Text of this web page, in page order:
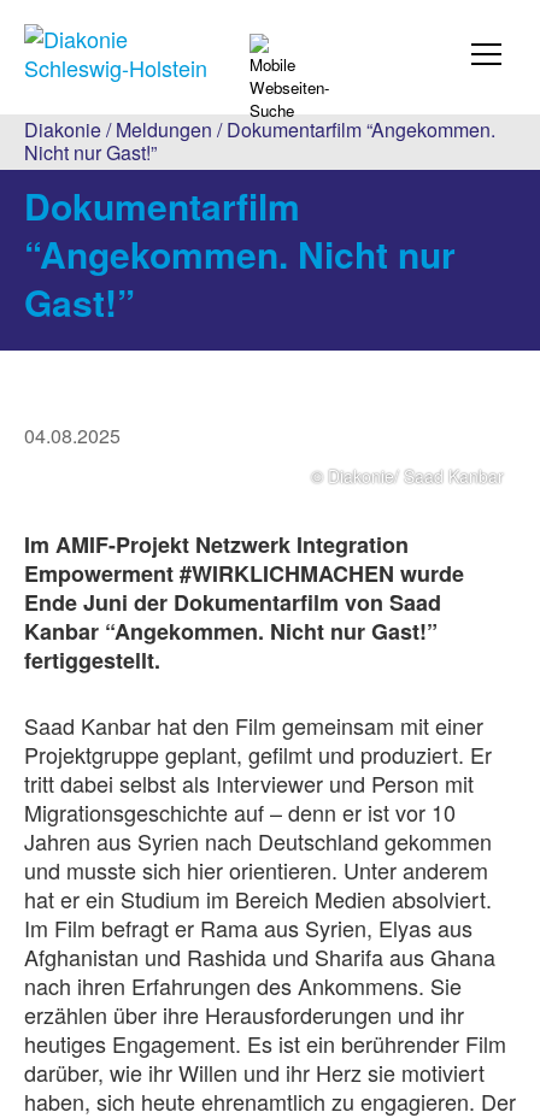
Diakonie/Meldungen / Dokumentarfilm “Angekommen.
Nicht nur Gast!”
Dokumentarfilm
“Angekommen. Nicht nur
Gast!”
04.08.2025
© Diakonie/ Saad Kanbar
Im AMIF-Projekt Netzwerk Integration
Empowerment #WIRKLICHMACHEN wurde
Ende Juni der Dokumentarfilm von Saad
Kanbar “Angekommen. Nicht nur Gast!”
fertiggestellt.
Saad Kanbar hat den Film gemeinsam mit einer
Projektgruppe geplant, gefilmt und produziert. Er
tritt dabei selbst als Interviewer und Person mit
Migrationsgeschichte auf – denn er ist vor 10
Jahren aus Syrien nach Deutschland gekommen
und musste sich hier orientieren. Unter anderem
hat er ein Studium im Bereich Medien absolviert.
Im Film befragt er Rama aus Syrien, Elyas aus
Afghanistan und Rashida und Sharifa aus Ghana
nach ihren Erfahrungen des Ankommens. Sie
erzählen über ihre Herausforderungen und ihr
heutiges Engagement. Es ist ein berührender Film
darüber, wie ihr Willen und ihr Herz sie motiviert
haben, sich heute ehrenamtlich zu engagieren. Der